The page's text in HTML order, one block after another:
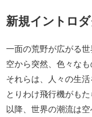
新規イントロ
一面の荒野が広がる世
空から突然、色々なも
それらは、人々の生活
とりわけ飛行機がもた
以降、世界の潮流は空